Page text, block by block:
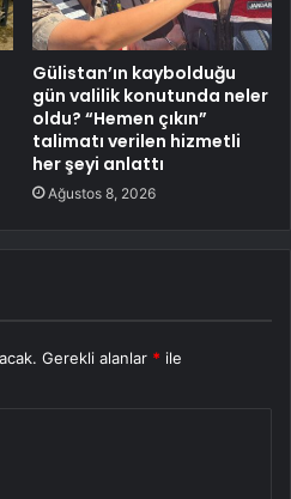
Gülistan’ın kaybolduğu
gün valilik konutunda neler
oldu? “Hemen çıkın”
talimatı verilen hizmetli
her şeyi anlattı
Ağustos 8, 2026
Gerekli alanlar * ile